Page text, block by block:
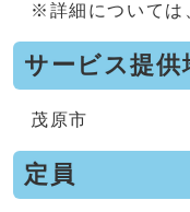
※詳細については
サービス提供
茂原市
定員